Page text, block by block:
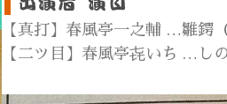
【真打】春風亭一之輔 …雛鍔
【二ツ目】春風亭㐂いち …し